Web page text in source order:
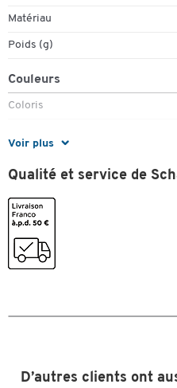
Voir plus
Matériau
Poids (g)
Couleurs
Coloris
Dimensions
Largeur (mm)
Qualité et service de
D’autres clients ont